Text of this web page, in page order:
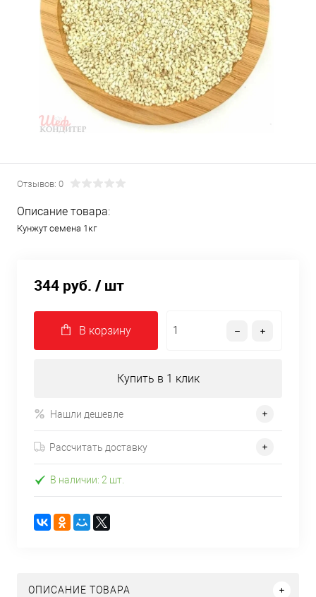
Отзывов: 0
Описание товара:
Кунжут семена 1кг
344 руб. / шт
В корзину
Купить в 1 клик
Нашли дешевле
Рассчитать доставку
В наличии: 2 шт.
ОПИСАНИЕ ТОВАРА